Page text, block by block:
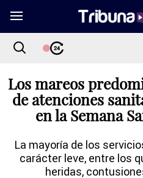
Los mareos
de atenciones
en la Semana
La mayoría de los
carácter leve, entre los
heridas,